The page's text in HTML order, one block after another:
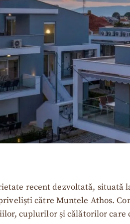
recent dezvoltată,
către Muntele Athos.
cuplurilor și călătorilor